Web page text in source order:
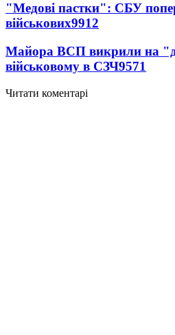
"Медові пастки": СБУ
військових9912
Майора ВСП викрили на
військовому в СЗЧ9571
Читати коментарі